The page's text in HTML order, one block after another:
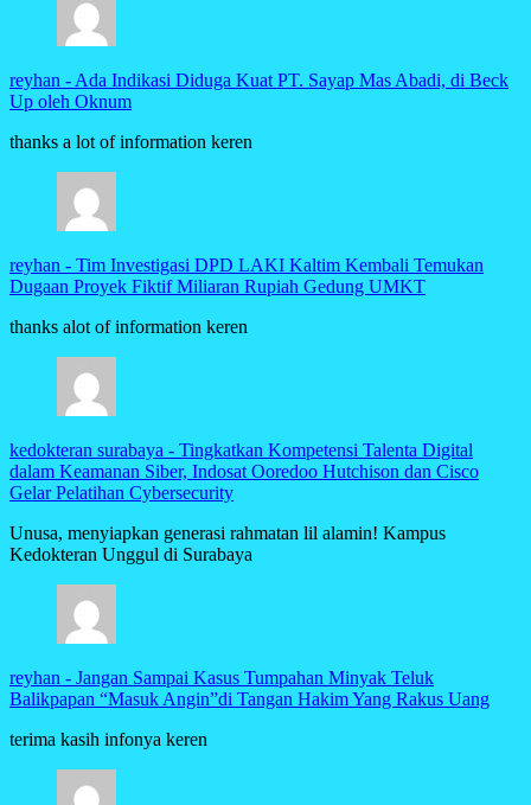
reyhan - Ada Indikasi Diduga Kuat PT. Sayap Mas Abadi, di Beck
Up oleh Oknum
thanks a lot of information keren
reyhan - Tim Investigasi DPD LAKI Kaltim Kembali Temukan
Dugaan Proyek Fiktif Miliaran Rupiah Gedung UMKT
thanks alot of information keren
kedokteran surabaya - Tingkatkan Kompetensi Talenta Digital
dalam Keamanan Siber, Indosat Ooredoo Hutchison dan Cisco
Gelar Pelatihan Cybersecurity
Unusa, menyiapkan generasi rahmatan lil alamin! Kampus
Kedokteran Unggul di Surabaya
reyhan - Jangan Sampai Kasus Tumpahan Minyak Teluk
Balikpapan “Masuk Angin”di Tangan Hakim Yang Rakus Uang
terima kasih infonya keren